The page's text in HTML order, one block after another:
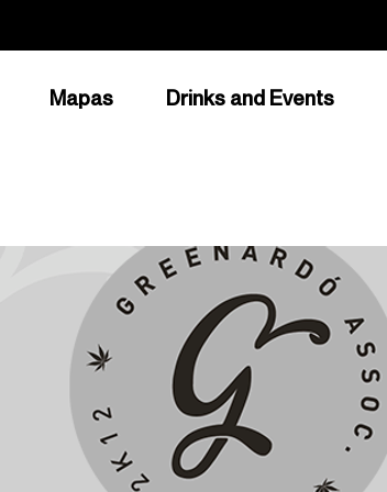
Mapas Drinks and Events